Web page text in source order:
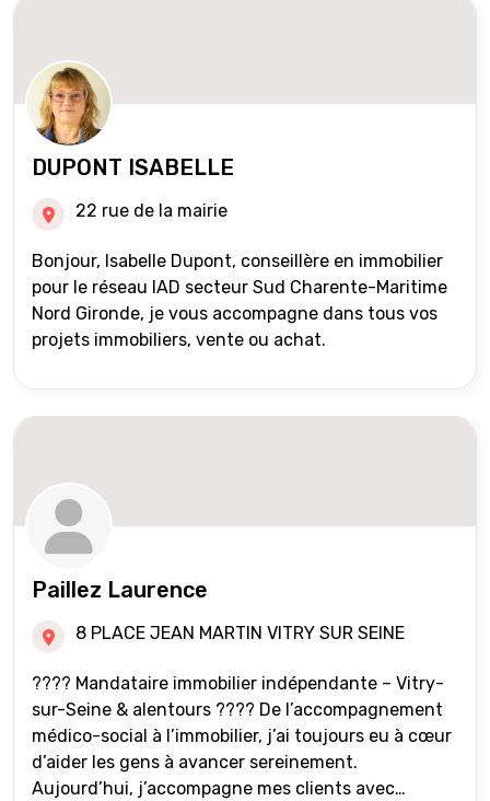
DUPONT ISABELLE
22 rue de la mairie
Bonjour, Isabelle Dupont, conseillère en immobilier
pour le réseau IAD secteur Sud Charente-Maritime
Nord Gironde, je vous accompagne dans tous vos
projets immobiliers, vente ou achat.
Paillez Laurence
8 PLACE JEAN MARTIN VITRY SUR SEINE
???? Mandataire immobilier indépendante – Vitry-
sur-Seine & alentours ???? De l’accompagnement
médico-social à l’immobilier, j’ai toujours eu à cœur
d’aider les gens à avancer sereinement.
Aujourd’hui, j’accompagne mes clients avec